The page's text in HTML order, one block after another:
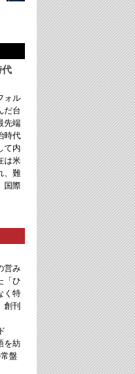
ォル
だ台
先端
時代
て内
は米
、難
国際
営み
「ひ
く特
創刊
を紡
盤